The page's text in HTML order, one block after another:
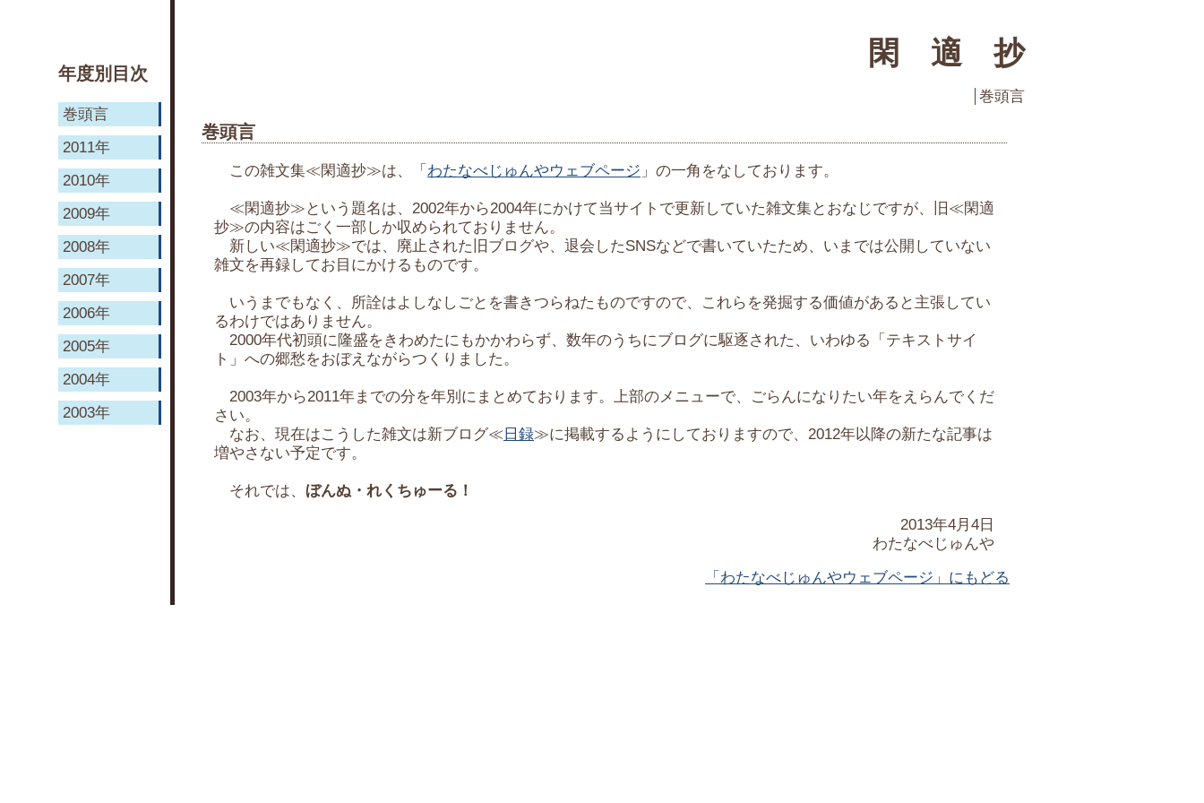
閑 適 抄
巻頭言
年度別目次
巻頭言
2011年
2010年
2009年
2008年
2007年
2006年
2005年
2004年
2003年
巻頭言
この雑文集≪閑適抄≫は、「 わたなべじゅんやウェブページ 」の一角をなしております。
≪閑適抄≫という題名は、2002年から2004年にかけて当サイトで更新していた雑文集とおなじですが、旧≪閑適
抄≫の内容はごく一部しか収められておりません。
新しい≪閑適抄≫では、廃止された旧ブログや、退会したSNSなどで書いていたため、いまでは公開していない
雑文を再録してお目にかけるものです。
いうまでもなく、所詮はよしなしごとを書きつらねたものですので、これらを発掘する価値があると主張してい
るわけではありません。
2000年代初頭に隆盛をきわめたにもかかわらず、数年のうちにブログに駆逐された、いわゆる「テキストサイ
ト」への郷愁をおぼえながらつくりました。
2003年から2011年までの分を年別にまとめております。上部のメニューで、ごらんになりたい年をえらんでくだ
さい。
なお、現在はこうした雑文は新ブログ≪ 日録≫に掲載するようにしておりますので、2012年以降の新たな記事は
増やさない予定です。
それでは、 ぼんぬ・れくちゅーる！
2013年4月4日
わたなべじゅんや
「わたなべじゅんやウェブページ」にもどる